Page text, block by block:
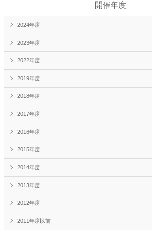
開催年度
2024年度
2023年度
2022年度
2019年度
2018年度
2017年度
2016年度
2015年度
2014年度
2013年度
2012年度
2011年度以前